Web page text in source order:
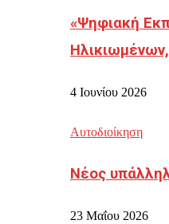
«Ψηφιακή
4 Ιουνίου 2026
Αυτοδιοίκηση
Νέος
23 Μαΐου 2026